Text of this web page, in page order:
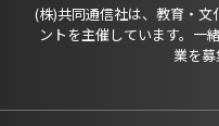
(株)共同通信社は、教育・
ントを主催しています。一
業を募